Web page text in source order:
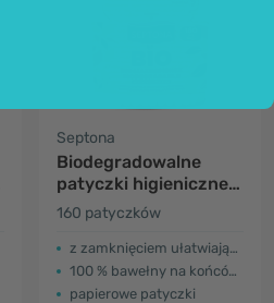
Septona
Biodegradowalne
patyczki higieniczne
do uszu
160 patyczków
z zamknięciem ułatwiającym szybki dostęp
100 % bawełny na końcówkach
papierowe patyczki